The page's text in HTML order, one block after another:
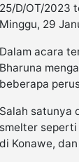
25/D/OT/2023
Minggu, 29
Dalam acara
Bharuna
beberapa
Salah satunya
smelter
di Konawe,